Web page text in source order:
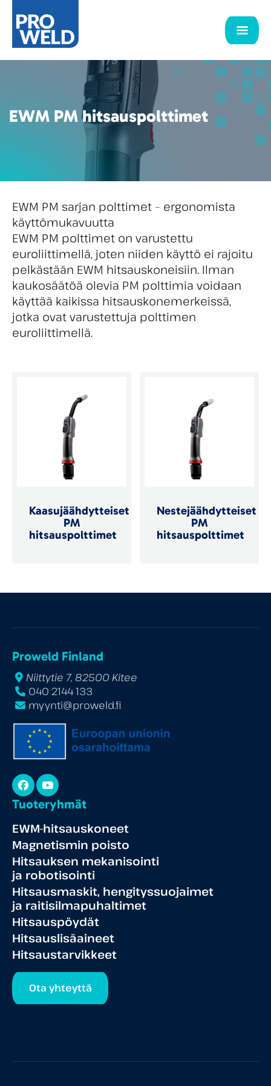
EWM PM hitsauspolttimet
EWM PM sarjan polttimet – ergonomista
käyttömukavuutta
EWM PM polttimet on varustettu
euroliittimellä, joten niiden käyttö ei rajoitu
pelkästään EWM hitsauskoneisiin. Ilman
kaukosäätöä olevia PM polttimia voidaan
käyttää kaikissa hitsauskonemerkeissä,
jotka ovat varustettuja polttimen
euroliittimellä.
Kaasujäähdytteiset
PM
hitsauspolttimet
Nestejäähdytteiset
PM
hitsauspolttimet
Proweld Finland
Niittytie 7, 82500 Kitee
040 2144 133
myynti@proweld.fi
Facebook
YouTube
Tuoteryhmät
EWM-hitsauskoneet
Magnetismin poisto
Hitsauksen mekanisointi
ja robotisointi
Hitsausmaskit, hengityssuojaimet
ja raitisilmapuhaltimet
Hitsauspöydät
Hitsauslisäaineet
Hitsaustarvikkeet
Ota yhteyttä